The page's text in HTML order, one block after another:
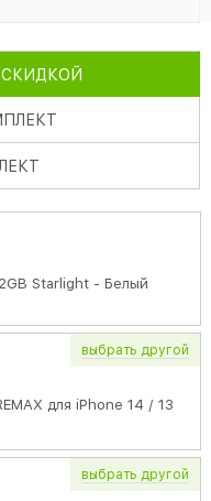
Starlight - Белый
выбрать другой
для iPhone 14 / 13
выбрать другой